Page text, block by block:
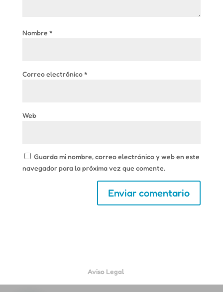
Nombre *
Correo electrónico*
Web
Guarda mi nombre, correo electrónico y web en este
navegador para la próxima vez que comente.
Aviso Legal